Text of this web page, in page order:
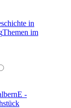
in
Themen im
E -